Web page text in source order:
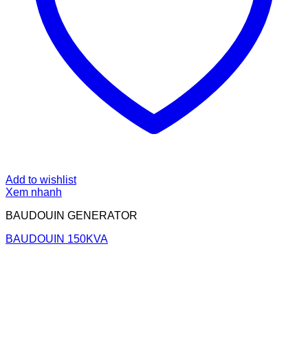
Add to wishlist
Xem nhanh
BAUDOUIN GENERATOR
BAUDOUIN 150KVA